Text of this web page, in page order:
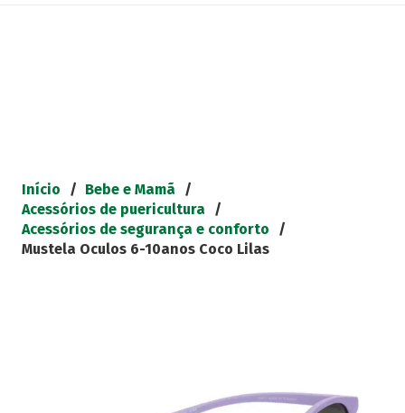
Início / Bebe e Mamã
/
Acessórios de puericultura
/
Acessórios de segurança e conforto
/
Mustela Oculos 6-10anos Coco Lilas